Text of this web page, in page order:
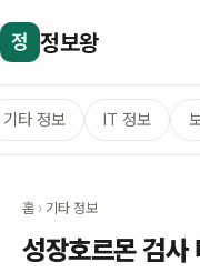
정 정보왕
기타 정보 IT 정보
홈 › 기타 정보
성장호르몬 검사